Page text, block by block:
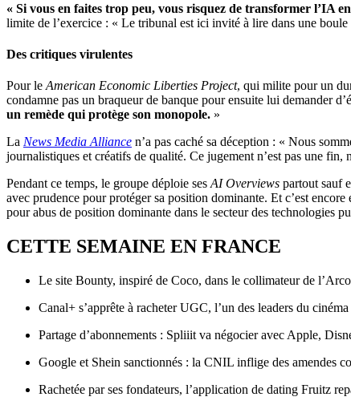
« Si vous en faites trop peu, vous risquez de transformer l’IA
limite de l’exercice : « Le tribunal est ici invité à lire dans une boule
Des critiques virulentes
Pour leAmerican Economic Liberties Project, qui milite pour un
condamne pas un braqueur de banque pour ensuite lui demander
un remède qui protège son monopole. »
La News Media Alliance n’a pas caché sa déception : « Nous
journalistiques et créatifs de qualité. Ce jugement n’est pas une fin,
Pendant ce temps, le groupe déploie sesAI Overviews partout sauf
avec prudence pour protéger sa position dominante. Et c’est
pour abus de position dominante dans le secteur des technologies
CETTE SEMAINE EN FRANCE
Le site Bounty, inspiré de Coco, dans le collimateur de
Canal+ s’apprête à racheter UGC, l’un des leaders du
Partage d’abonnements : Spliiit va négocier avec Apple,
Google et Shein sanctionnés : la CNIL inflige des amendes
Rachetée par ses fondateurs, l’application de dating Fruitz